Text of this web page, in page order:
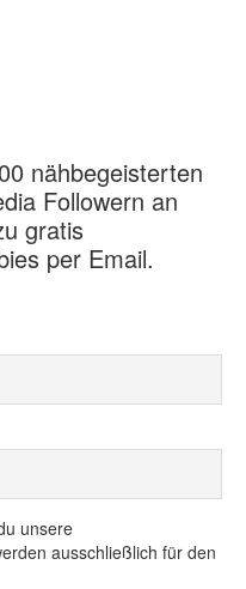
nähbegeisterten
Followern an
gratis
per Email.
unsere
ausschließlich für den